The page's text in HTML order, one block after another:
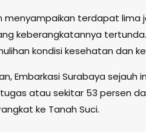
menyampaikan terdapat lima
keberangkatannya
kondisi kesehatan dan
Embarkasi Surabaya sejauh
atau sekitar 53 persen
ke Tanah Suci.